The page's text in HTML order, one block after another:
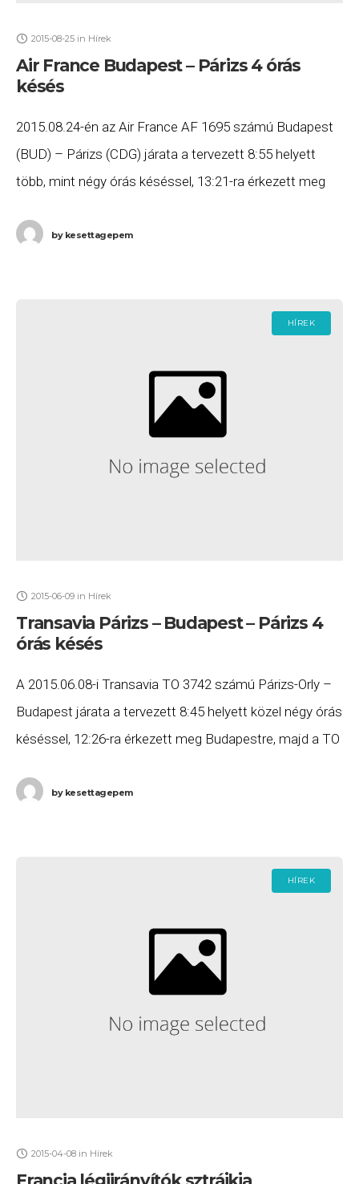
2015-08-25 in Hírek
Air France Budapest – Párizs 4 órás
késés
2015.08.24-én az Air France AF 1695 számú Budapest
(BUD) – Párizs (CDG) járata a tervezett 8:55 helyett
több, mint négy órás késéssel, 13:21-ra érkezett meg
bykesettagepem
HÍREK
2015-06-09 in Hírek
Transavia Párizs – Budapest – Párizs 4
órás késés
A 2015.06.08-i Transavia TO 3742 számú Párizs-Orly –
Budapest járata a tervezett 8:45 helyett közel négy órás
késéssel, 12:26-ra érkezett meg Budapestre, majd a TO
bykesettagepem
HÍREK
2015-04-08 in Hírek